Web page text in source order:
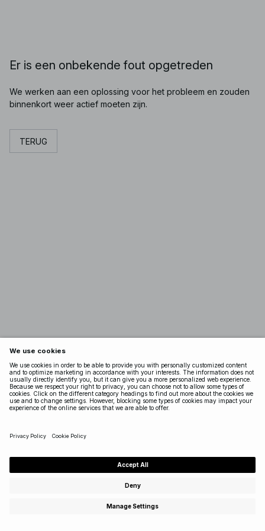
Er is een onbekende fout opgetreden
We werken aan een oplossing voor het probleem en zouden
binnenkort weer actief moeten zijn.
TERUG